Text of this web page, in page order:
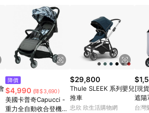
考以下列表：童書館出清 / Switch 遊戲片
樂高 / 尿布 / 橋樑書 / 中高年級推薦書單 /
雞精&鱸魚精 / 美妝保養 / 居家防護 / 暢銷
卡通大集合 / 地墊&圍欄 / 外文&英文童書 /
堅果&珍珠&果乾&糖果 / 兒童耳機&耳麥 /
單 / 6~8歲推薦書單 / 箱購專區 / 寶可夢
著 / 廚房家電 / 蔬果汁&奶粉 / 體能玩具 /
遊商品 / 公益商品
降價
$4,990 (降$3,690)
美國卡普奇Capucci -
重力全自動收合登機
$29,800
Thule SLEEK 系列嬰兒
推車
忠欣 欣生活購物網
[現
遮
3
台灣